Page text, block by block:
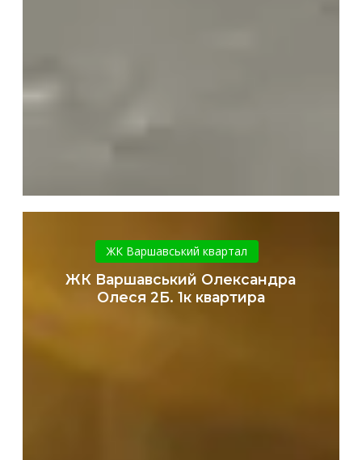
Варшавський
Олександра
Олеся
2Б.
ЖК Варшавський квартал
ЖК Варшавський Олександра
Олеся 2Б. 1к квартира